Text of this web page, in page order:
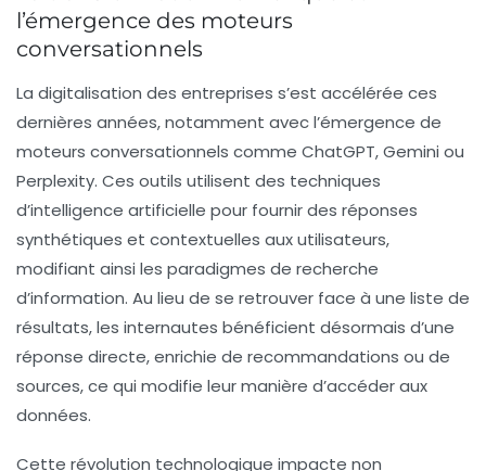
l’émergence des moteurs
conversationnels
La digitalisation des entreprises s’est accélérée ces
dernières années, notamment avec l’émergence de
moteurs conversationnels comme ChatGPT, Gemini ou
Perplexity. Ces outils utilisent des techniques
d’intelligence artificielle pour fournir des réponses
synthétiques et contextuelles aux utilisateurs,
modifiant ainsi les paradigmes de recherche
d’information. Au lieu de se retrouver face à une liste de
résultats, les internautes bénéficient désormais d’une
réponse directe, enrichie de recommandations ou de
sources, ce qui modifie leur manière d’accéder aux
données.
Cette révolution technologique impacte non